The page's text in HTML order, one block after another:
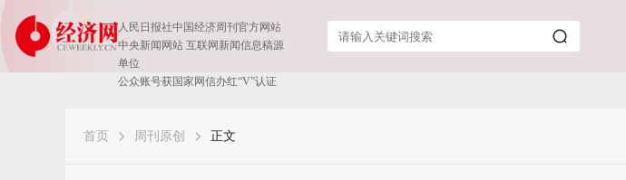
人民日报社中国经济周刊官方网站
中央新闻网站 互联网新闻信息稿源
单位
公众账号获国家网信办红“V”认证
首页 周刊原创 正文